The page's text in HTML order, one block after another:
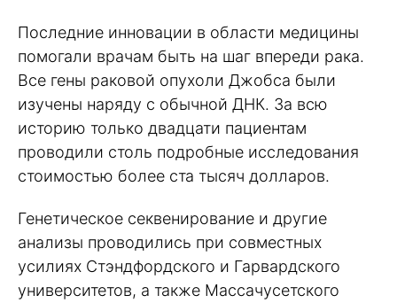
Последние инновации в области медицины
помогали врачам быть на шаг впереди рака.
Все гены раковой опухоли Джобса были
изучены наряду с обычной ДНК. За всю
историю только двадцати пациентам
проводили столь подробные исследования
стоимостью более ста тысяч долларов.
Генетическое секвенирование и другие
анализы проводились при совместных
усилиях Стэндфордского и Гарвардского
университетов, а также Массачусетского